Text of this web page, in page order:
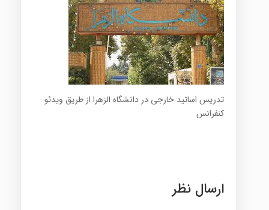
تدریس اساتید خارجی در دانشگاه الزهرا از طریق ویدئو
کنفرانس
ارسال نظر